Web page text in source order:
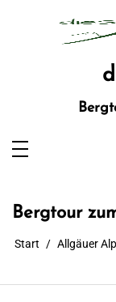
Bergtour
Start Allgäuer